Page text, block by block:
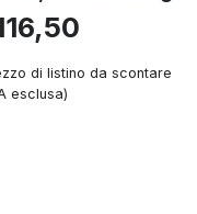
di listino da scontare
esclusa)